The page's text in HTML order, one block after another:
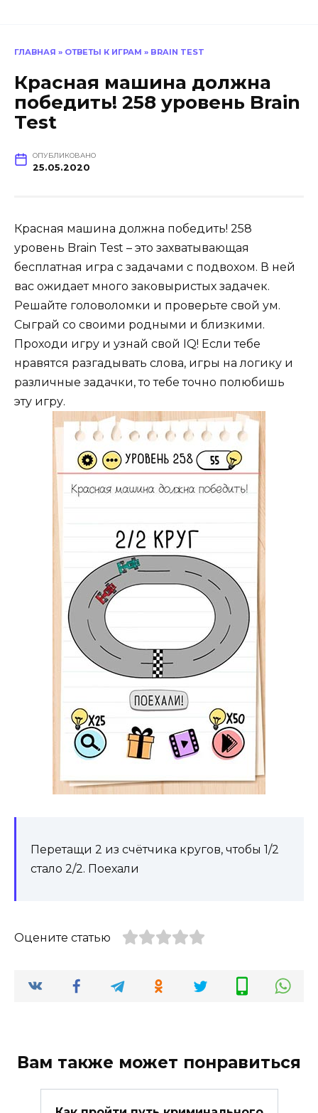
ГЛАВНАЯ » ОТВЕТЫ К ИГРАМ » BRAIN TEST
Красная машина должна
победить! 258 уровень Brain
Test
ОПУБЛИКОВАНО
25.05.2020
Красная машина должна победить! 258
уровень Brain Test – это захватывающая
бесплатная игра с задачами с подвохом. В ней
вас ожидает много заковыристых задачек.
Решайте головоломки и проверьте свой ум.
Сыграй со своими родными и близкими.
Проходи игру и узнай свой IQ! Если тебе
нравятся разгадывать слова, игры на логику и
различные задачки, то тебе точно полюбишь
эту игру.
Перетащи 2 из счётчика кругов, чтобы 1/2
стало 2/2. Поехали
Оцените статью
Вам также может понравиться